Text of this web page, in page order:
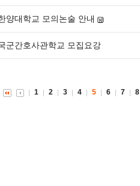
양대학교 모의논술 안내
군간호사관학교 모집요강
1 2 3 4 5 6 7 8